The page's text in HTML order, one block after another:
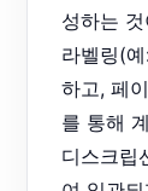
성하는
라벨링(
하고, 페
를 통해
디스크립